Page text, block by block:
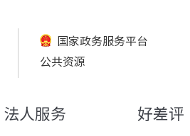
国家政务服务平台
公共资源
法人服务 好差评